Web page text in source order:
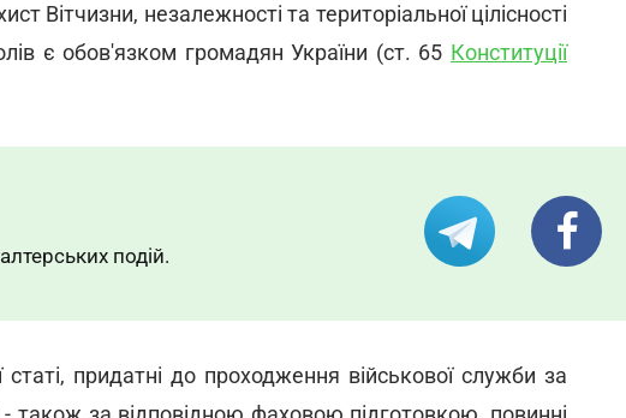
Вітчизни, незалежності та територіальної цілісності
є обов'язком громадян України (ст. 65 Конституції
подій.
придатні до проходження військової служби за